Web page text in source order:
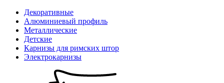
Декоративные
Алюминиевый профиль
Металлические
Детские
Карнизы для римских штор
Электрокарнизы